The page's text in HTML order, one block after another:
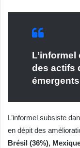
L’informel
des actifs
émergents
L’informel subsiste
en dépit des
Brésil (36%),